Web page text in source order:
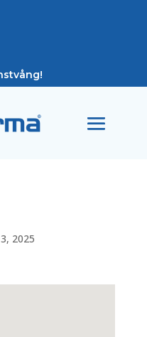
2025